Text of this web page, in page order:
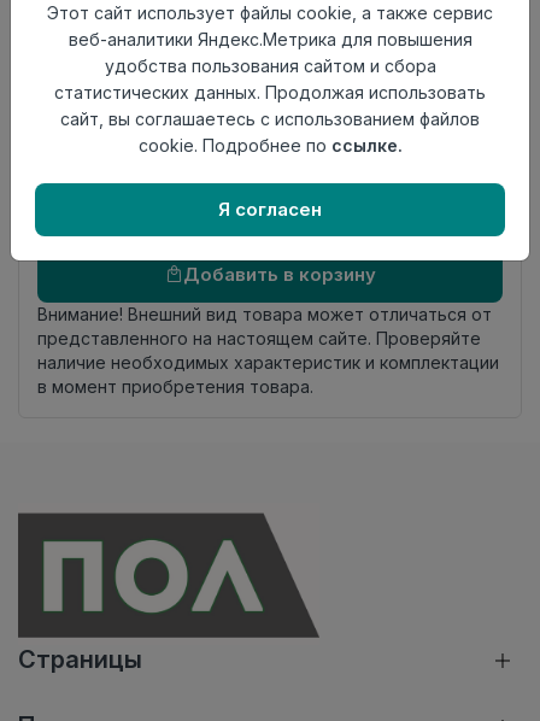
группа
Керамогранит
Толщина
8
Поверхность матовая
Страна
происхождения
Россия
комплекта
Осталось51 упак
Добавить в корзину
Внимание! Внешний вид товара может отличаться от
представленного на настоящем сайте. Проверяйте
наличие необходимых характеристик и комплектации
в момент приобретения товара.
Страницы
Этот сайт использует файлы cookie, а также сервис
веб-аналитики Яндекс.Метрика для повышения
удобства пользования сайтом и сбора
статистических данных. Продолжая использовать
сайт, вы соглашаетесь с использованием файлов
cookie. Подробнее по ссылке.
Я согласен